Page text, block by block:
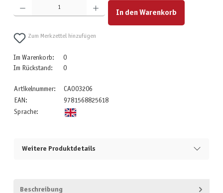
Produkt Anzahl: Gib den gewünschten Wert ein oder benutze die Schaltflächen um die Anzahl zu
In den Warenkorb
Zum Merkzettel hinzufügen
Im Warenkorb:
0
Im Rückstand:
0
Artikelnummer:
CAO03206
EAN:
9781568825618
Sprache:
Weitere Produktdetails
Beschreibung